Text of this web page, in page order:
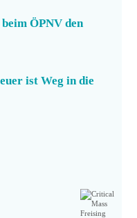
ÖPNV den
ist Weg in die